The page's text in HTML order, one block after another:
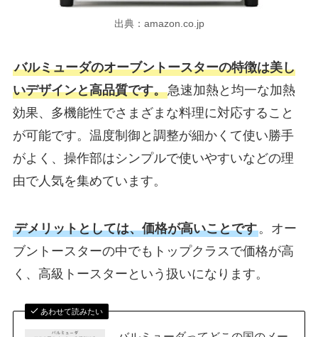
出典：amazon.co.jp
バルミューダのオーブントースターの特徴は美し
いデザインと高品質です。急速加熱と均一な加熱
効果、多機能性でさまざまな料理に対応すること
が可能です。温度制御と調整が細かくて使い勝手
がよく、操作部はシンプルで使いやすいなどの理
由で人気を集めています。
デメリットとしては、価格が高いことです。オー
ブントースターの中でもトップクラスで価格が高
く、高級トースターという扱いになります。
あわせて読みたい